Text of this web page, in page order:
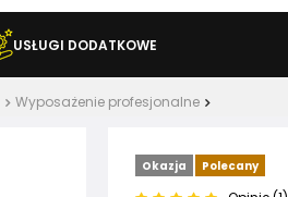
USŁUGI DODATKOWE
Wyposażenie profesjonalne
Okazja Polecany